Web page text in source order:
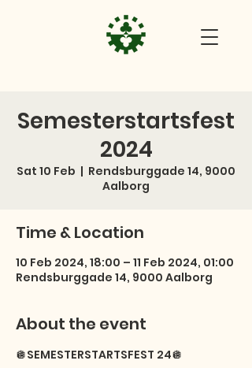
Semesterstartsfest
2024
Sat 10 Feb
  |
Rendsburggade 14, 9000
Aalborg
Time & Location
10 Feb 2024, 18:00 – 11 Feb 2024, 01:00
Rendsburggade 14, 9000 Aalborg
About the event
🪩SEMESTERSTARTSFEST 24🪩